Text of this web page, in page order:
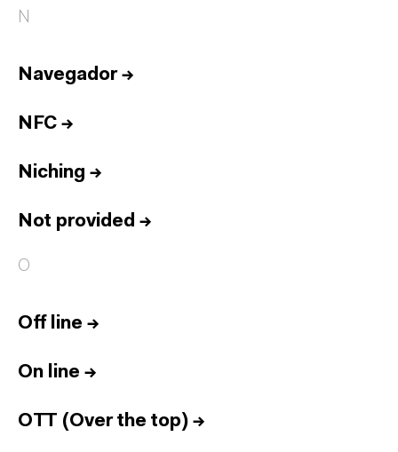
N
Navegador→
NFC →
Niching →
Not provided →
O
Off line →
On line →
OTT (Over the top) →